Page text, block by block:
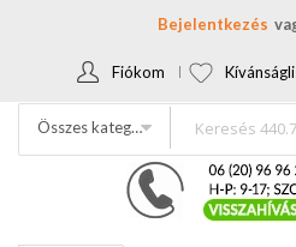
Bejelentkezés
Fiókom
Összes kategória